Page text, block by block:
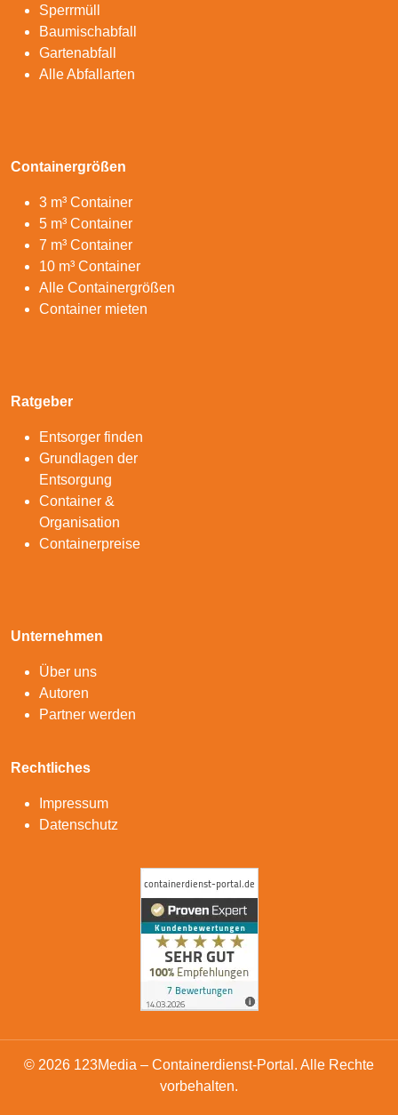
Sperrmüll
Baumischabfall
Gartenabfall
Alle Abfallarten
Containergrößen
3 m³ Container
5 m³ Container
7 m³ Container
10 m³ Container
Alle Containergrößen
Container mieten
Ratgeber
Entsorger finden
Grundlagen der
Entsorgung
Container &
Organisation
Containerpreise
Unternehmen
Über uns
Autoren
Partner werden
Rechtliches
Impressum
Datenschutz
© 2026 123Media – Containerdienst-Portal. Alle Rechte
vorbehalten.